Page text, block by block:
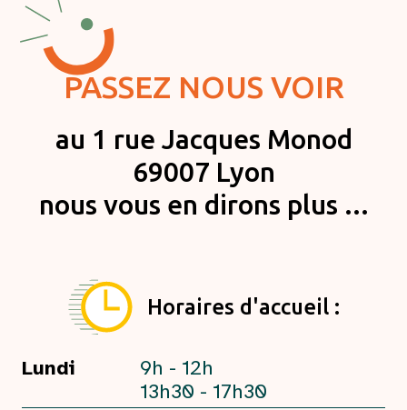
PASSEZ NOUS VOIR
au 1 rue Jacques Monod
69007 Lyon
nous vous en dirons plus ...
Horaires d'accueil :
Lundi
9h - 12h
13h30 - 17h30